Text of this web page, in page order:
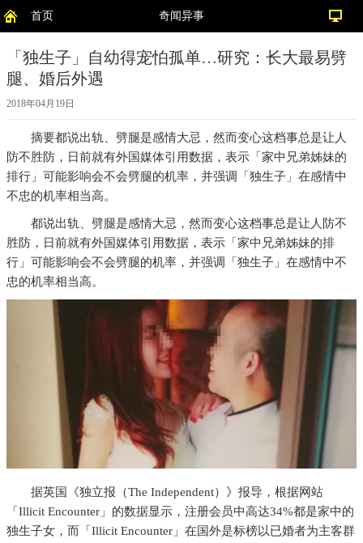
首页 奇闻异事
「独生子」自幼得宠怕孤单…研究：长大最易劈
腿、婚后外遇
2018年04月19日
摘要都说出轨、劈腿是感情大忌，然而变心这档事总是让人
防不胜防，日前就有外国媒体引用数据，表示「家中兄弟姊妹的
排行」可能影响会不会劈腿的机率，并强调「独生子」在感情中
不忠的机率相当高。
都说出轨、劈腿是感情大忌，然而变心这档事总是让人防不
胜防，日前就有外国媒体引用数据，表示「家中兄弟姊妹的排
行」可能影响会不会劈腿的机率，并强调「独生子」在感情中不
忠的机率相当高。
据英国《独立报（The Independent）》报导，根据网站
「Illicit Encounter」的数据显示，注册会员中高达34%都是家中的
独生子女，而「Illicit Encounter」在国外是标榜以已婚者为主客群